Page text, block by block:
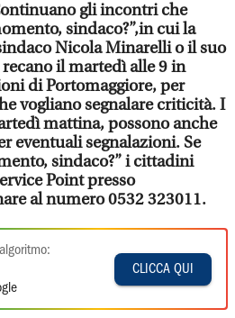
gli incontri che
sindaco?”,in cui la
Nicola Minarelli o il suo
il martedì alle 9 in
di Portomaggiore, per
vogliano segnalare criticità. I
mattina, possono anche
eventuali segnalazioni. Se
sindaco?” i cittadini
Point presso
al numero 0532 323011.
CLICCA QUI